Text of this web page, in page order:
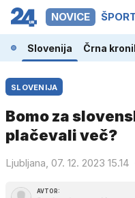
NOVICE
Slovenija Črna
SLOVENIJA
Bomo za
plačevali več?
Ljubljana, 07. 12. 2023 15.14
AVTOR: